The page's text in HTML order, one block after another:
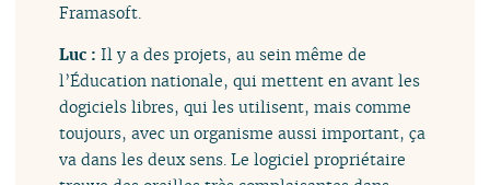
Framasoft.
Luc :Il y a des projets, au sein même de
l’Éducation nationale, qui mettent en avant les
dogiciels libres, qui les utilisent, mais comme
toujours, avec un organisme aussi important, ça
va dans les deux sens. Le logiciel propriétaire